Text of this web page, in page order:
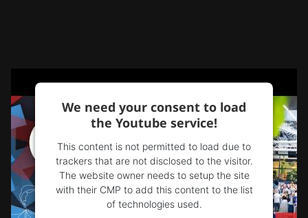
We need your consent to load
the Youtube service!
This content is not permitted to load due to
trackers that are not disclosed to the visitor.
The website owner needs to setup the site
with their CMP to add this content to the list
of technologies used.